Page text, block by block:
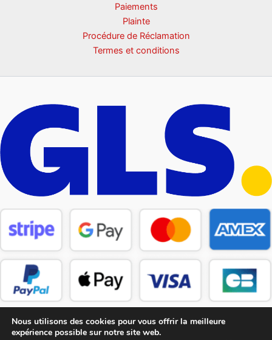
Paiements
Plainte
Procédure de Réclamation
Termes et conditions
Nous utilisons des cookies pour vous offrir la meilleure
expérience possible sur notre site web.